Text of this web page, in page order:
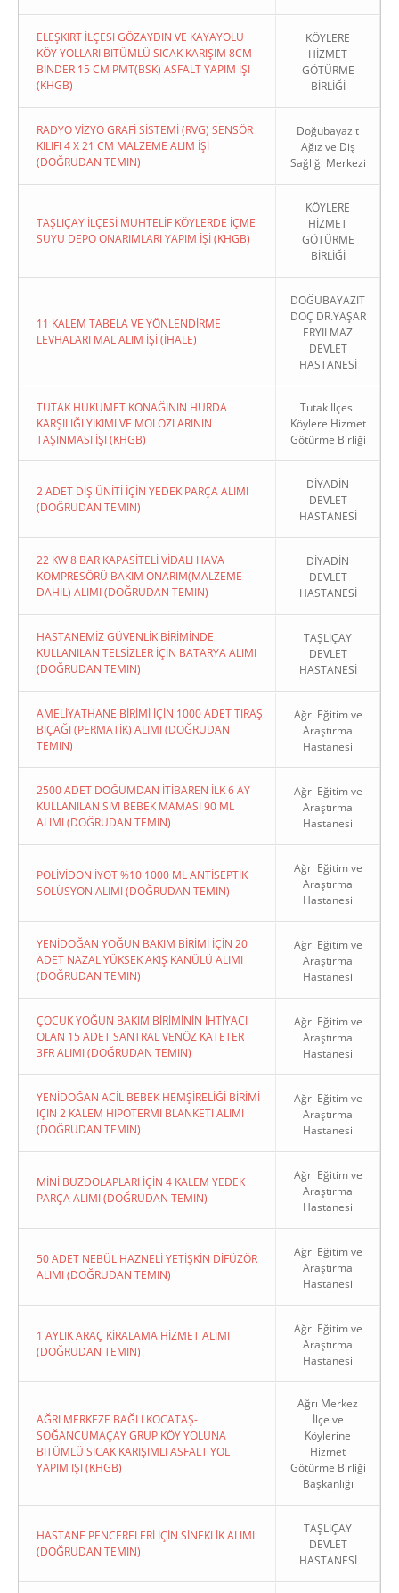
ELEŞKIRT İLÇESI GÖZAYDIN VE KAYAYOLU
KÖY YOLLARI BITÜMLÜ SICAK KARIŞIM 8CM
BINDER 15 CM PMT(BSK) ASFALT YAPIM İŞI
(KHGB)
KÖYLERE
HİZMET
GÖTÜRME
BİRLİĞİ
RADYO VİZYO GRAFİ SİSTEMİ (RVG) SENSÖR
KILIFI 4 X 21 CM MALZEME ALIM İŞİ
(DOĞRUDAN TEMIN)
Doğubayazıt
Ağız ve Diş
Sağlığı Merkezi
TAŞLIÇAY İLÇESİ MUHTELİF KÖYLERDE İÇME
SUYU DEPO ONARIMLARI YAPIM İŞİ (KHGB)
KÖYLERE
HİZMET
GÖTÜRME
BİRLİĞİ
11 KALEM TABELA VE YÖNLENDİRME
LEVHALARI MAL ALIM İŞİ (İHALE)
DOĞUBAYAZIT
DOÇ DR.YAŞAR
ERYILMAZ
DEVLET
HASTANESİ
TUTAK HÜKÜMET KONAĞININ HURDA
KARŞILIĞI YIKIMI VE MOLOZLARININ
TAŞINMASI İŞI (KHGB)
Tutak İlçesi
Köylere Hizmet
Götürme Birliği
2 ADET DİŞ ÜNİTİ İÇİN YEDEK PARÇA ALIMI
(DOĞRUDAN TEMIN)
DİYADİN
DEVLET
HASTANESİ
22 KW 8 BAR KAPASİTELİ VİDALI HAVA
KOMPRESÖRÜ BAKIM ONARIM(MALZEME
DAHİL) ALIMI (DOĞRUDAN TEMIN)
DİYADİN
DEVLET
HASTANESİ
HASTANEMİZ GÜVENLİK BİRİMİNDE
KULLANILAN TELSİZLER İÇİN BATARYA ALIMI
(DOĞRUDAN TEMIN)
TAŞLIÇAY
DEVLET
HASTANESİ
AMELİYATHANE BİRİMİ İÇİN 1000 ADET TIRAŞ
BIÇAĞI (PERMATİK) ALIMI (DOĞRUDAN
TEMIN)
Ağrı Eğitim ve
Araştırma
Hastanesi
2500 ADET DOĞUMDAN İTİBAREN İLK 6 AY
KULLANILAN SIVI BEBEK MAMASI 90 ML
ALIMI (DOĞRUDAN TEMIN)
Ağrı Eğitim ve
Araştırma
Hastanesi
POLİVİDON İYOT %10 1000 ML ANTİSEPTİK
SOLÜSYON ALIMI (DOĞRUDAN TEMIN)
Ağrı Eğitim ve
Araştırma
Hastanesi
YENİDOĞAN YOĞUN BAKIM BİRİMİ İÇİN 20
ADET NAZAL YÜKSEK AKIŞ KANÜLÜ ALIMI
(DOĞRUDAN TEMIN)
Ağrı Eğitim ve
Araştırma
Hastanesi
ÇOCUK YOĞUN BAKIM BİRİMİNİN İHTİYACI
OLAN 15 ADET SANTRAL VENÖZ KATETER
3FR ALIMI (DOĞRUDAN TEMIN)
Ağrı Eğitim ve
Araştırma
Hastanesi
YENİDOĞAN ACİL BEBEK HEMŞİRELİĞİ BİRİMİ
İÇİN 2 KALEM HİPOTERMİ BLANKETİ ALIMI
(DOĞRUDAN TEMIN)
Ağrı Eğitim ve
Araştırma
Hastanesi
MİNİ BUZDOLAPLARI İÇİN 4 KALEM YEDEK
PARÇA ALIMI (DOĞRUDAN TEMIN)
Ağrı Eğitim ve
Araştırma
Hastanesi
50 ADET NEBÜL HAZNELİ YETİŞKİN DİFÜZÖR
ALIMI (DOĞRUDAN TEMIN)
Ağrı Eğitim ve
Araştırma
Hastanesi
1 AYLIK ARAÇ KİRALAMA HİZMET ALIMI
(DOĞRUDAN TEMIN)
Ağrı Eğitim ve
Araştırma
Hastanesi
AĞRI MERKEZE BAĞLI KOCATAŞ-
SOĞANCUMAÇAY GRUP KÖY YOLUNA
BITÜMLÜ SICAK KARIŞIMLI ASFALT YOL
YAPIM IŞI (KHGB)
Ağrı Merkez
İlçe ve
Köylerine
Hizmet
Götürme Birliği
Başkanlığı
HASTANE PENCERELERİ İÇİN SİNEKLİK ALIMI
(DOĞRUDAN TEMIN)
TAŞLIÇAY
DEVLET
HASTANESİ